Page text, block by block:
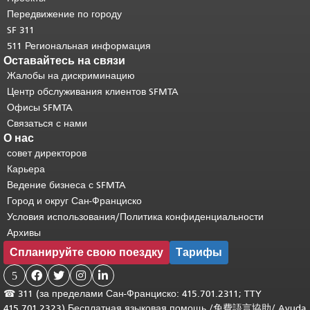
основного содержимого .
Передвижение по городу
SF 311
511 Региональная информация
Оставайтесь на связи
Жалобы на дискриминацию
Центр обслуживания клиентов SFMTA
Офисы SFMTA
Связаться с нами
О нас
совет директоров
Карьера
Ведение бизнеса с SFMTA
Город и округ Сан-Франциско
Условия использования/Политика конфиденциальности
Архивы
Спланируйте свою поездку Тарифы
5    
☎ 311 (за пределами Сан-Франциско: 415.701.2311; TTY